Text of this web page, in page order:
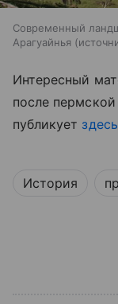
Современный
Арагуайнья
Интересный
после
публикует здесь
История